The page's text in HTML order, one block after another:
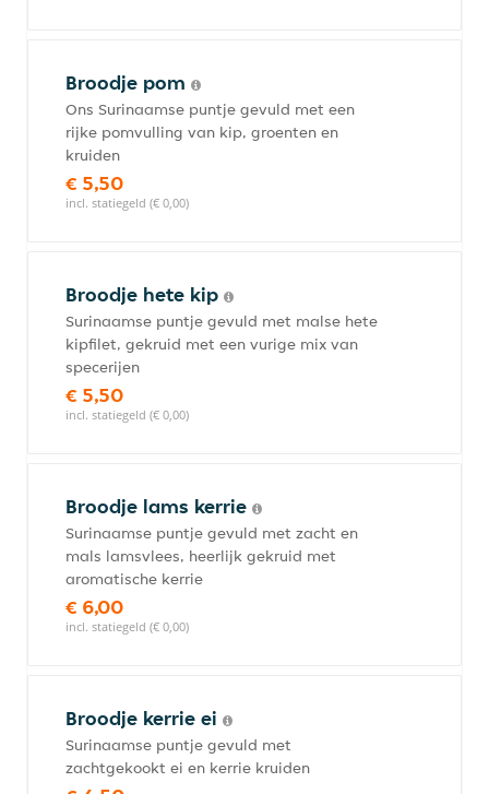
Broodje pom
Ons Surinaamse puntje gevuld met een
rijke pomvulling van kip, groenten en
kruiden
€ 5,50
incl. statiegeld (€ 0,00)
Broodje hete kip
Surinaamse puntje gevuld met malse hete
kipfilet, gekruid met een vurige mix van
specerijen
€ 5,50
incl. statiegeld (€ 0,00)
Broodje lams kerrie
Surinaamse puntje gevuld met zacht en
mals lamsvlees, heerlijk gekruid met
aromatische kerrie
€ 6,00
incl. statiegeld (€ 0,00)
Broodje kerrie ei
Surinaamse puntje gevuld met
zachtgekookt ei en kerrie kruiden